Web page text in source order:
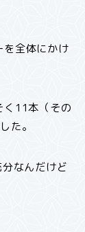
を全体にかけ
く11本（その
た。
なんだけど